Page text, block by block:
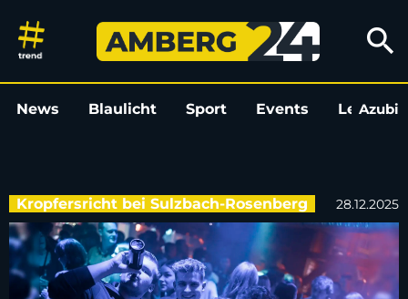
Party im Happy Rock am 1.
search
News Blaulicht Sport Events LeoAzubi
Kropfersricht bei Sulzbach-Rosenberg 28.12.2025